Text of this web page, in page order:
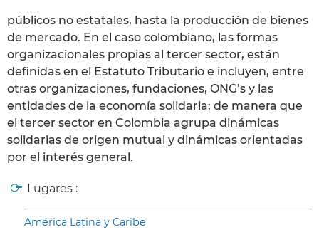
públicos no estatales, hasta la producción de bienes
de mercado. En el caso colombiano, las formas
organizacionales propias al tercer sector, están
definidas en el Estatuto Tributario e incluyen, entre
otras organizaciones, fundaciones, ONG’s y las
entidades de la economía solidaria; de manera que
el tercer sector en Colombia agrupa dinámicas
solidarias de origen mutual y dinámicas orientadas
por el interés general.
Lugares :
América Latina y Caribe